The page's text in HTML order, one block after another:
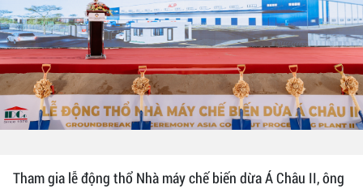
Tham gia lễ động thổ Nhà máy chế biến dừa Á Châu II, ông